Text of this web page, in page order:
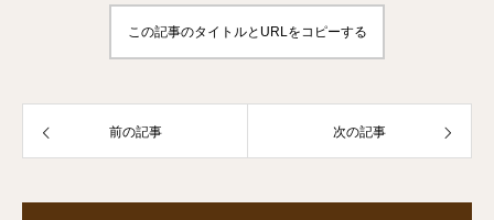
この記事のタイトルとURLをコピーする
前の記事 次の記事